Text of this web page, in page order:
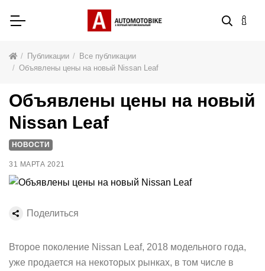
Публикации
Все публикации
Объявлены цены на новый Nissan Leaf
Второе поколение Nissan Leaf, 2018 модельного года,
уже продается на некоторых рынках, в том числе в
Объявлены цены на новый
Nissan Leaf
НОВОСТИ
31 МАРТА 2021
Поделиться